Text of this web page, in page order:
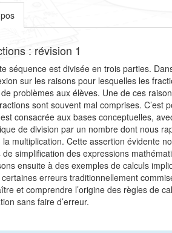
: révision 1
séquence est divisée en trois parties.
sur les raisons pour lesquelles les
problèmes aux élèves. Une de ces
sont souvent mal comprises. C’est
consacrée aux bases conceptuelles,
de division par un nombre dont nous
multiplication. Cette assertion évidente
simplification des expressions
ensuite à des exemples de calculs
erreurs traditionnellement
et comprendre l’origine des règles de
sans faire d’erreur.